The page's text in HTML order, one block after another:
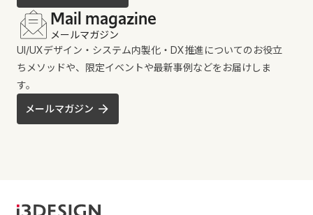
Mail magazine
メールマガジン
UI/UXデザイン・システム内製化・DX推進についてのお役立
ちメソッドや、限定イベントや最新事例などをお届けしま
す。
メールマガジン